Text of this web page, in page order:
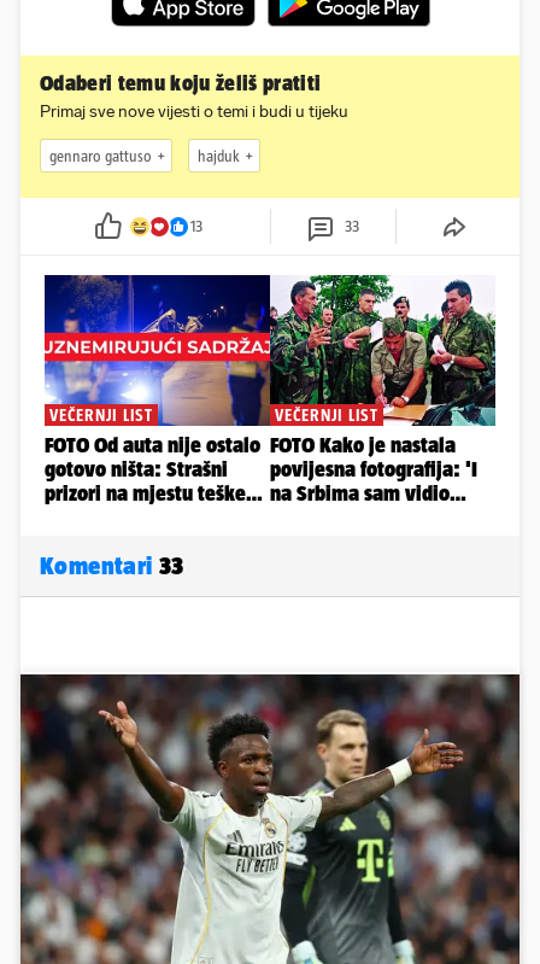
Odaberi temu koju želiš pratiti
Primaj sve nove vijesti o temi i budi u tijeku
gennaro gattuso hajduk
13 33
Komentari 33